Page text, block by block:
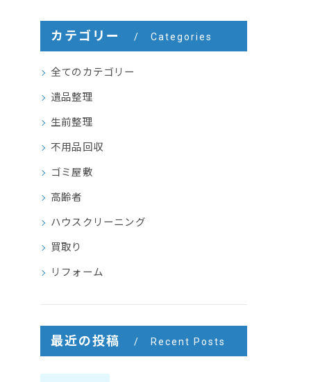
カテゴリー Categories
全てのカテゴリー
遺品整理
生前整理
不用品回収
ゴミ屋敷
高齢者
ハウスクリーニング
買取り
リフォーム
最近の投稿 Recent Posts